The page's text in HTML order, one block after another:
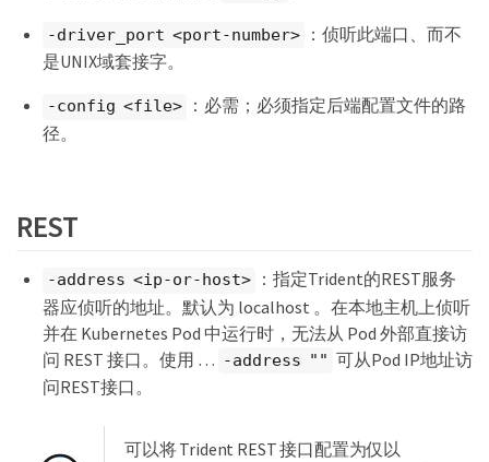
-driver_port <port-number>
：侦听此端口、而不
是UNIX域套接字。
-config <file>
：必需；必须指定后端配置文件的路
径。
REST
-address <ip-or-host>
：指定Trident的REST服务
器应侦听的地址。默认为 localhost 。在本地主机上侦听
并在 Kubernetes Pod 中运行时，无法从 Pod 外部直接访
问 REST 接口。使用 …​ -address "" 可从Pod IP地址访
问REST接口。
可以将 Trident REST 接口配置为仅以